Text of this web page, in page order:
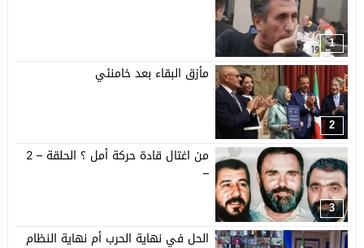
1
2
مأزق البقاء بعد خامنئي
3
من اغتال قادة حركة أمل ؟ الحلقة – 2
–
الحل في نهاية الحرب أم نهاية النظام